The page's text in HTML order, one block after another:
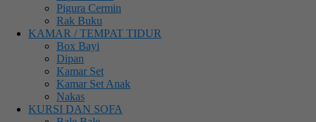
Pigura Cermin
Rak Buku
KAMAR / TEMPAT TIDUR
Box Bayi
Dipan
Kamar Set
Kamar Set Anak
Nakas
KURSI DAN SOFA